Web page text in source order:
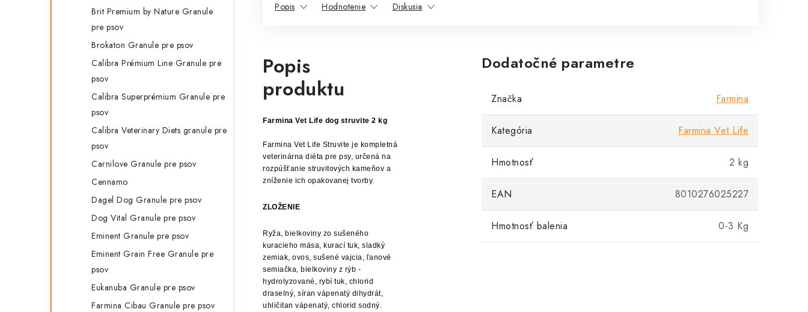
Brit Premium by Nature Granule
pre psov
Brokaton Granule pre psov
Calibra Prémium Line Granule pre
psov
Calibra Superprémium Granule pre
psov
Calibra Veterinary Diets granule pre
psov
Carnilove Granule pre psov
Cennamo
Dagel Dog Granule pre psov
Dog Vital Granule pre psov
Eminent Granule pre psov
Eminent Grain Free Granule pre
psov
Eukanuba Granule pre psov
Farmina Cibau Granule pre psov
Popis Hodnotenie Diskusia
Popis
produktu
Farmina Vet Life dog struvite 2 kg
Farmina Vet Life Struvite je kompletná
veterinárna diéta pre psy, určená na
rozpúšťanie struvitových kameňov a
zníženie ich opakovanej tvorby.
ZLOŽENIE
Ryža, bielkoviny zo sušeného
kuracieho mäsa, kurací tuk, sladký
zemiak, ovos, sušené vajcia, ľanové
semiačka, bielkoviny z rýb -
hydrolyzované, rybí tuk, chlorid
draselný, síran vápenatý dihydrát,
uhličitan vápenatý, chlorid sodný.
Dodatočné parametre
Značka Farmina
Kategória Farmina Vet Life
Hmotnosť 2 kg
EAN 8010276025227
Hmotnosť balenia 0-3 Kg